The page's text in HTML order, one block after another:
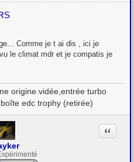
Comme je t ai dis , ici je
le climat mdr et je compatis je
origine vidée,entrée turbo
edc trophy (retirée)
Citation